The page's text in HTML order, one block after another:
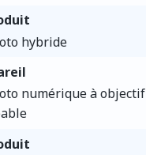
hybride
numérique à objectif